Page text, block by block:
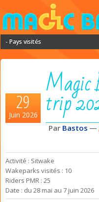
- Pays visités
Magic
trip
29
Juin 2026
Par Bastos —
Activité : Sitwake
Wakeparks visités : 10
Riders PMR : 25
Date : du 28 mai au 7 juin 2026